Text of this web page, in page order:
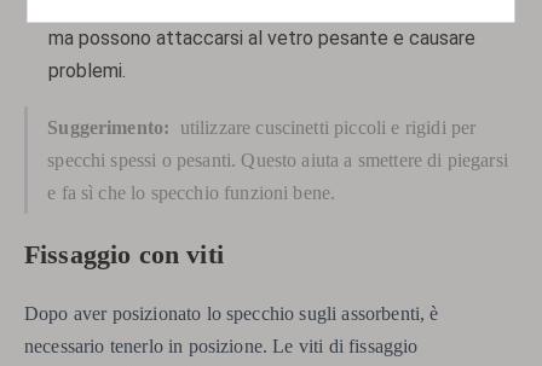
ma possono attaccarsi al vetro pesante e causare
problemi.
Suggerimento:
utilizzare cuscinetti piccoli e rigidi per
specchi spessi o pesanti. Questo aiuta a smettere di piegarsi
e fa sì che lo specchio funzioni bene.
Fissaggio con viti
Dopo aver posizionato lo specchio sugli assorbenti, è
necessario tenerlo in posizione. Le viti di fissaggio